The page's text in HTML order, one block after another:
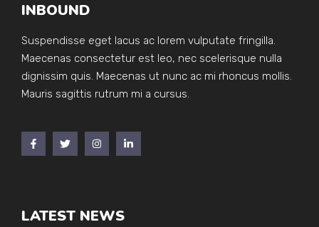
INBOUND
Suspendisse eget lacus ac lorem vulputate fringilla.
Maecenas consectetur est leo, nec scelerisque nulla
dignissim quis. Maecenas ut nunc ac mi rhoncus mollis.
Mauris sagittis rutrum mi a cursus.
LATEST NEWS